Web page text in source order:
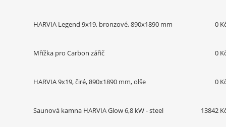
HARVIA Legend 9x19, bronzové, 890x1890 mm 0
Mřížka pro Carbon zářič 0
HARVIA 9x19, čiré, 890x1890 mm, olše 0
Saunová kamna HARVIA Glow 6,8 kW - steel 13842